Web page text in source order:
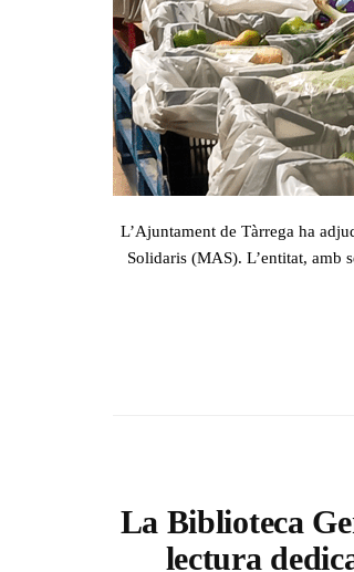
L’Ajuntament de Tàrrega ha
Solidaris (MAS). L’entitat, amb
La Biblioteca
lectura